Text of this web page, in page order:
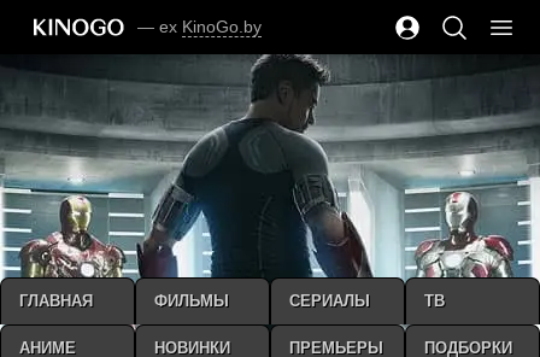
— ex KinoGo.by
ГЛАВНАЯ ФИЛЬМЫ СЕРИАЛЫ ТВ
АНИМЕ НОВИНКИ ПРЕМЬЕРЫ ПОДБОРКИ